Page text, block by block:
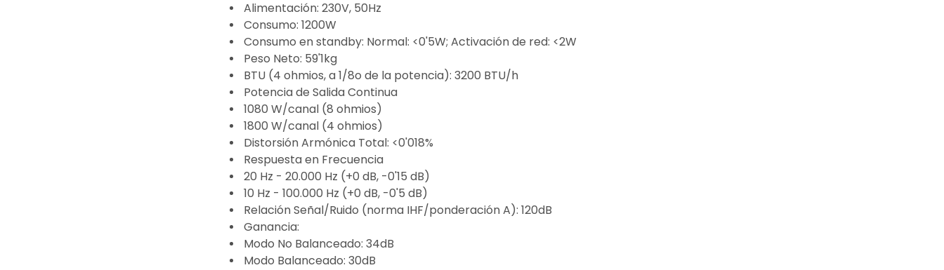
Alimentación: 230V, 50Hz
Consumo: 1200W
Consumo en standby: Normal: <0'5W; Activación de red: <2W
Peso Neto: 59'1kg
BTU (4 ohmios, a 1/8o de la potencia): 3200 BTU/h
Potencia de Salida Continua
1080 W/canal (8 ohmios)
1800 W/canal (4 ohmios)
Distorsión Armónica Total: <0'018%
Respuesta en Frecuencia
20 Hz - 20.000 Hz (+0 dB, -0'15 dB)
10 Hz - 100.000 Hz (+0 dB, -0'5 dB)
Relación Señal/Ruido (norma IHF/ponderación A): 120dB
Ganancia:
Modo No Balanceado: 34dB
Modo Balanceado: 30dB